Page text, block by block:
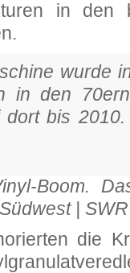
in den
wur­de
in den
bis
Boom.
|
die